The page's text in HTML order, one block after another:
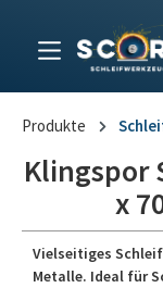
Produkte
Klingspor
x
Vielseitiges
Metalle. Ideal für